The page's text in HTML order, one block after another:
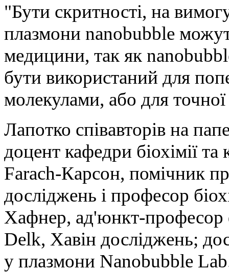
"Бути скритності, на
плазмони nanobubble
медицини, так як
бути використаний для
молекулами, або для точної
Лапотко співавторів на
доцент кафедри біохімії
Farach-Карсон, помічник
досліджень і професор
Хафнер, ад'юнкт-професор
Delk, Хавін досліджень;
у плазмони Nanobubble